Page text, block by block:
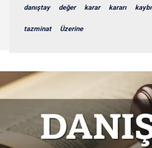
danıştay değer karar kararı kaybı
tazminat Üzerine